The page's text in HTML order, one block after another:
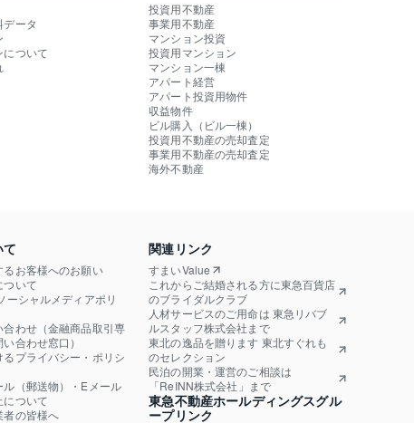
データ
について
投資用不動産
事業用不動産
マンション投資
投資用マンション
マンション一棟
アパート経営
アパート投資用物件
収益物件
ビル購入（ビル一棟）
投資用不動産の売却査定
事業用不動産の売却査定
海外不動産
お客様へのお願い
ついて
ーシャルメディアポリ
合わせ（金融商品取引専
合わせ窓口）
プライバシー・ポリシ
ル（郵送物）・Eメール
について
者の皆様へ
関連リンク
すまいValue
これからご結婚される方に東急百貨店
のブライダルクラブ
人材サービスのご用命は 東急リバブ
ルスタッフ株式会社まで
東北の逸品を贈ります 東北すぐれも
のセレクション
民泊の開業・運営のご相談は
「ReINN株式会社」まで
東急不動産ホールディングスグル
ープリンク